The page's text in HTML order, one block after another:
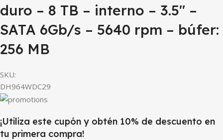
duro – 8 TB – interno – 3.5″ –
SATA 6Gb/s – 5640 rpm – búfer:
256 MB
SKU:
DH964WDC29
¡Utiliza este cupón y obtén 10% de descuento en
tu primera compra!